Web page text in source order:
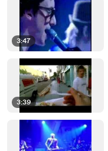
3:47
3:39